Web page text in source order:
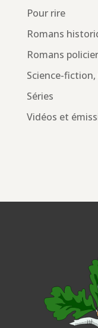
Pour rire
Romans
Romans
Science-
Séries
Vidéos et